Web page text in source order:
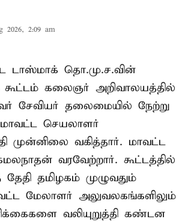
2026, 2:09 am
டாஸ்மாக் தொ.மு.ச.வின்
கலைஞர் அறிவாலயத்தில்
சேவியர் தலைமையில் நேற்று
செயலாளர்
முன்னிலை வகித்தார். மாவட்ட
வரவேற்றார். கூட்டத்தில்
தேதி தமிழகம் முழுவதும்
மேலாளர் அலுவலகங்களிலும்
வலியுறுத்தி கண்டன